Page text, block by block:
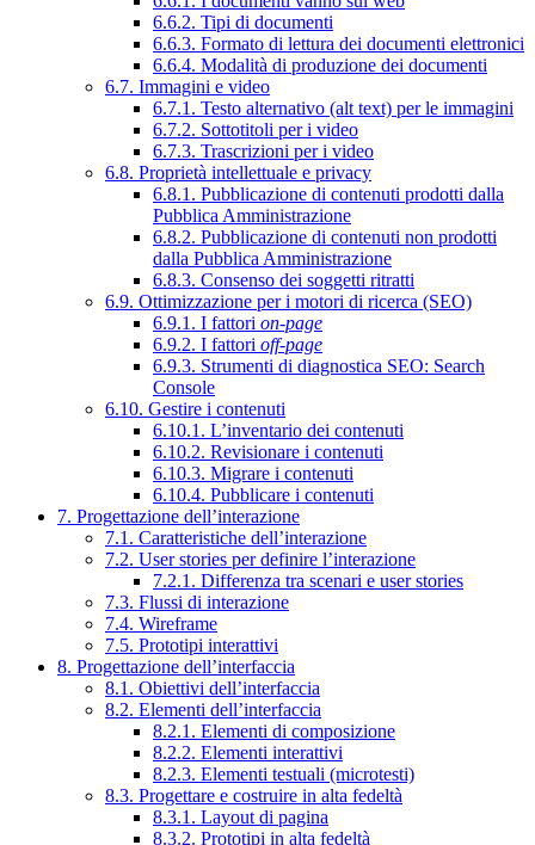
6.6.2. Tipi di documenti
6.6.3. Formato di lettura dei documenti elettronici
6.6.4. Modalità di produzione dei documenti
6.7. Immagini e video
6.7.1. Testo alternativo (alt text) per le immagini
6.7.2. Sottotitoli per i video
6.7.3. Trascrizioni per i video
6.8. Proprietà intellettuale e privacy
6.8.1. Pubblicazione di contenuti prodotti dalla
Pubblica Amministrazione
6.8.2. Pubblicazione di contenuti non prodotti
dalla Pubblica Amministrazione
6.8.3. Consenso dei soggetti ritratti
6.9. Ottimizzazione per i motori di ricerca (SEO)
6.9.1. I fattori on-page
6.9.2. I fattori off-page
6.9.3. Strumenti di diagnostica SEO: Search
Console
6.10. Gestire i contenuti
6.10.1. L’inventario dei contenuti
6.10.2. Revisionare i contenuti
6.10.3. Migrare i contenuti
6.10.4. Pubblicare i contenuti
7. Progettazione dell’interazione
7.1. Caratteristiche dell’interazione
7.2. User stories per definire l’interazione
7.2.1. Differenza tra scenari e user stories
7.3. Flussi di interazione
7.4. Wireframe
7.5. Prototipi interattivi
8. Progettazione dell’interfaccia
8.1. Obiettivi dell’interfaccia
8.2. Elementi dell’interfaccia
8.2.1. Elementi di composizione
8.2.2. Elementi interattivi
8.2.3. Elementi testuali (microtesti)
8.3. Progettare e costruire in alta fedeltà
8.3.1. Layout di pagina
8.3.2. Prototipi in alta fedeltà